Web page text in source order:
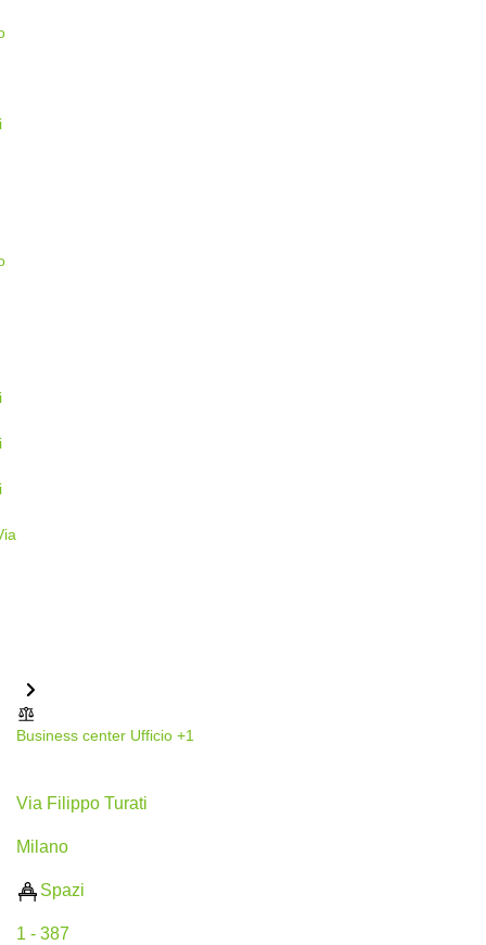
Business center Ufficio +1
Via Filippo Turati
Milano
Spazi
1 - 387